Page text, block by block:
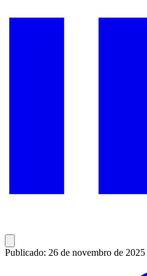
Publicado: 26 de novembro de 2025